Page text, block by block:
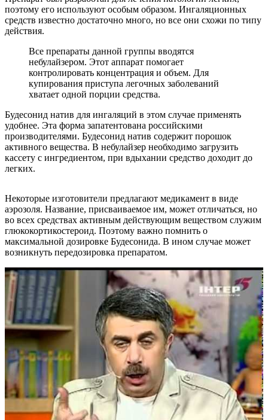
поэтому его используют особым образом. Ингаляционных
средств известно достаточно много, но все они схожи по типу
действия.
Все препараты данной группы вводятся
небулайзером. Этот аппарат помогает
контролировать концентрация и объем. Для
купирования приступа легочных заболеваний
хватает одной порции средства.
Будесонид натив для ингаляций в этом случае применять
удобнее. Эта форма запатентована российскими
производителями. Будесонид натив содержит порошок
активного вещества. В небулайзер необходимо загрузить
кассету с ингредиентом, при вдыхании средство доходит до
легких.
Некоторые изготовители предлагают медикамент в виде
аэрозоля. Название, присваиваемое им, может отличаться, но
во всех средствах активным действующим веществом служим
глюкокортикостероид. Поэтому важно помнить о
максимальной дозировке Будесонида. В ином случае может
возникнуть передозировка препаратом.